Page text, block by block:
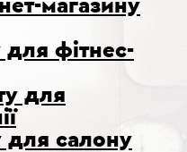
магазину
для фітнес-
для
для салону